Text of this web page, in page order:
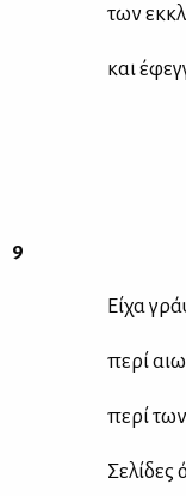
των
και
9
Εί­χα
πε­ρί
πε­ρί